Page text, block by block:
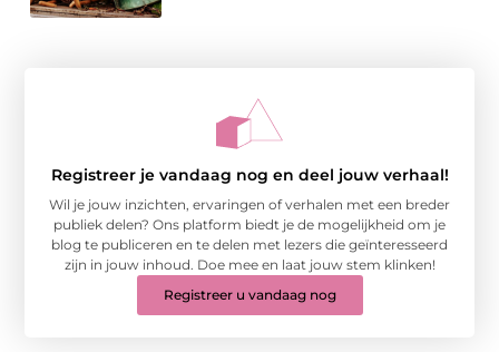
Registreer je vandaag nog en deel jouw verhaal!
Wil je jouw inzichten, ervaringen of verhalen met een breder
publiek delen? Ons platform biedt je de mogelijkheid om je
blog te publiceren en te delen met lezers die geïnteresseerd
zijn in jouw inhoud. Doe mee en laat jouw stem klinken!
Registreer u vandaag nog